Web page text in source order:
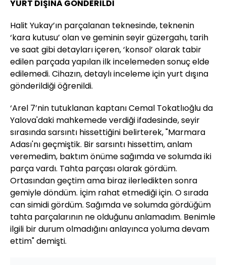
YURT DIŞINA GÖNDERİLDİ
Halit Yukay’ın parçalanan teknesinde, teknenin
‘kara kutusu’ olan ve geminin seyir güzergahı, tarih
ve saat gibi detayları içeren, ‘konsol’ olarak tabir
edilen parçada yapılan ilk incelemeden sonuç elde
edilemedi. Cihazın, detaylı inceleme için yurt dışına
gönderildiği öğrenildi.
‘Arel 7’nin tutuklanan kaptanı Cemal Tokatlıoğlu da
Yalova'daki mahkemede verdiği ifadesinde, seyir
sırasında sarsıntı hissettiğini belirterek, "Marmara
Adası'nı geçmiştik. Bir sarsıntı hissettim, anlam
veremedim, baktım önüme sağımda ve solumda iki
parça vardı. Tahta parçası olarak gördüm.
Ortasından geçtim ama biraz ilerledikten sonra
gemiyle döndüm. İçim rahat etmediği için. O sırada
can simidi gördüm. Sağımda ve solumda gördüğüm
tahta parçalarının ne olduğunu anlamadım. Benimle
ilgili bir durum olmadığını anlayınca yoluma devam
ettim" demişti.